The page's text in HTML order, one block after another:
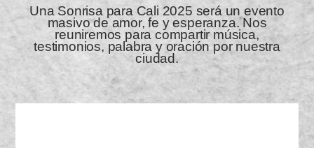
Una Sonrisa para Cali 2025 será un evento
masivo de amor, fe y esperanza. Nos
reuniremos para compartir música,
testimonios, palabra y oración por nuestra
ciudad.